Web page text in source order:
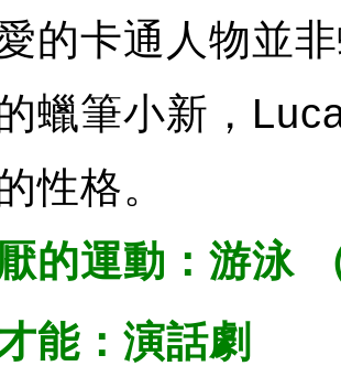
的卡通人物並
蠟筆小新，
性格。
的運動：游泳
能：演話劇